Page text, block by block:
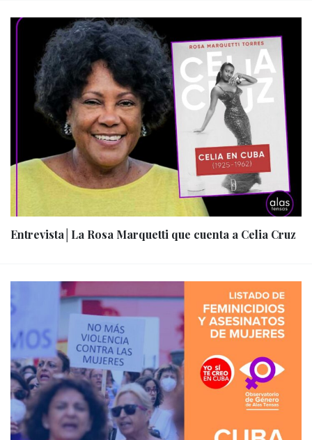
Entrevista│La Rosa Marquetti que cuenta a Celia Cruz